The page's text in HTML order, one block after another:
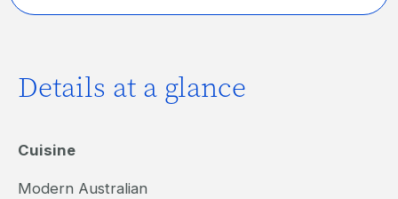
Details at a glance
Cuisine
Modern Australian